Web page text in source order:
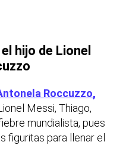
hijo de Lionel
Roccuzzo,
Messi, Thiago,
mundialista, pues
figuritas para llenar el